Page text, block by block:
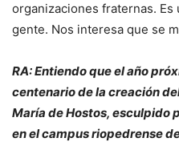
organizaciones fraternas. Es
gente. Nos interesa que se
RA: Entiendo que el año
centenario de la creación
María de Hostos, esculpido
en el campus riopedrense